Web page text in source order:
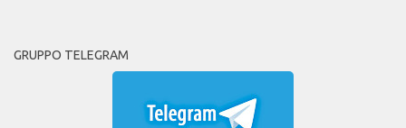
GRUPPO TELEGRAM